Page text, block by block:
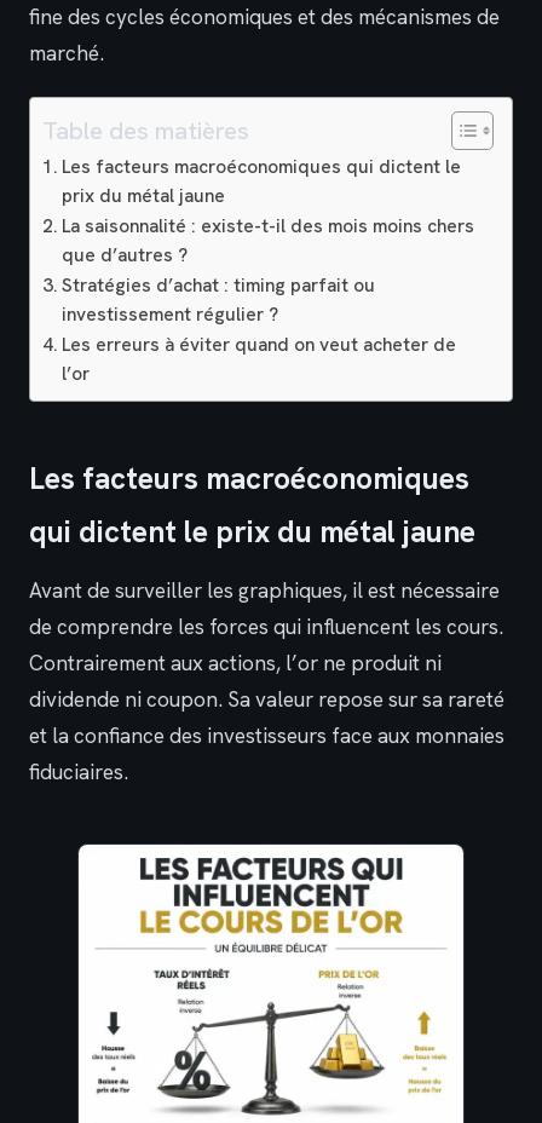
fine des cycles économiques et des mécanismes de
marché.
Table des matières
Les facteurs macroéconomiques qui dictent le
prix du métal jaune
La saisonnalité : existe-t-il des mois moins chers
que d’autres ?
Stratégies d’achat : timing parfait ou
investissement régulier ?
Les erreurs à éviter quand on veut acheter de
l’or
Les facteurs macroéconomiques
qui dictent le prix du métal jaune
Avant de surveiller les graphiques, il est nécessaire
de comprendre les forces qui influencent les cours.
Contrairement aux actions, l’or ne produit ni
dividende ni coupon. Sa valeur repose sur sa rareté
et la confiance des investisseurs face aux monnaies
fiduciaires.